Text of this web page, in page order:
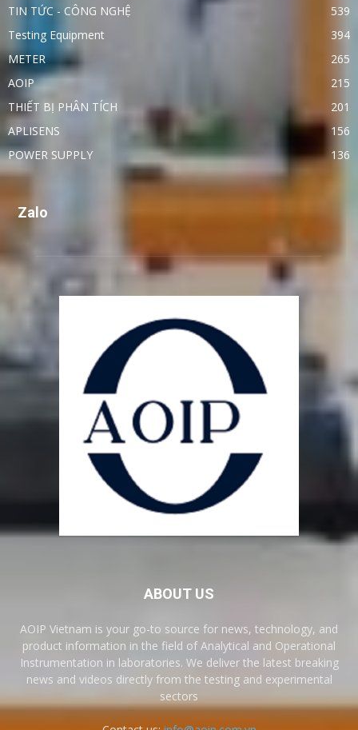
TIN TỨC - CÔNG NGHỆ
539
Testing Equipment
394
METER
265
AOIP
215
THIẾT BỊ PHÂN TÍCH
201
APLISENS
156
POWER SUPPLY
136
Zalo
ABOUT US
AOIP Vietnam is your go-to source for news, technology, and
product information in the field of Analytical and Operational
Instrumentation in laboratories. We deliver the latest breaking
news and videos directly from the testing and experimental
sectors